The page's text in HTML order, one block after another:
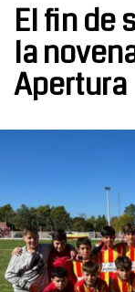
El fin de
la
Apertura